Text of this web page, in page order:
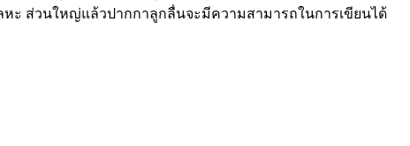
ะ ส่วนใหญ่แล้วปากกาลูกลื่นจะมีความสามารถในการเขียนได้